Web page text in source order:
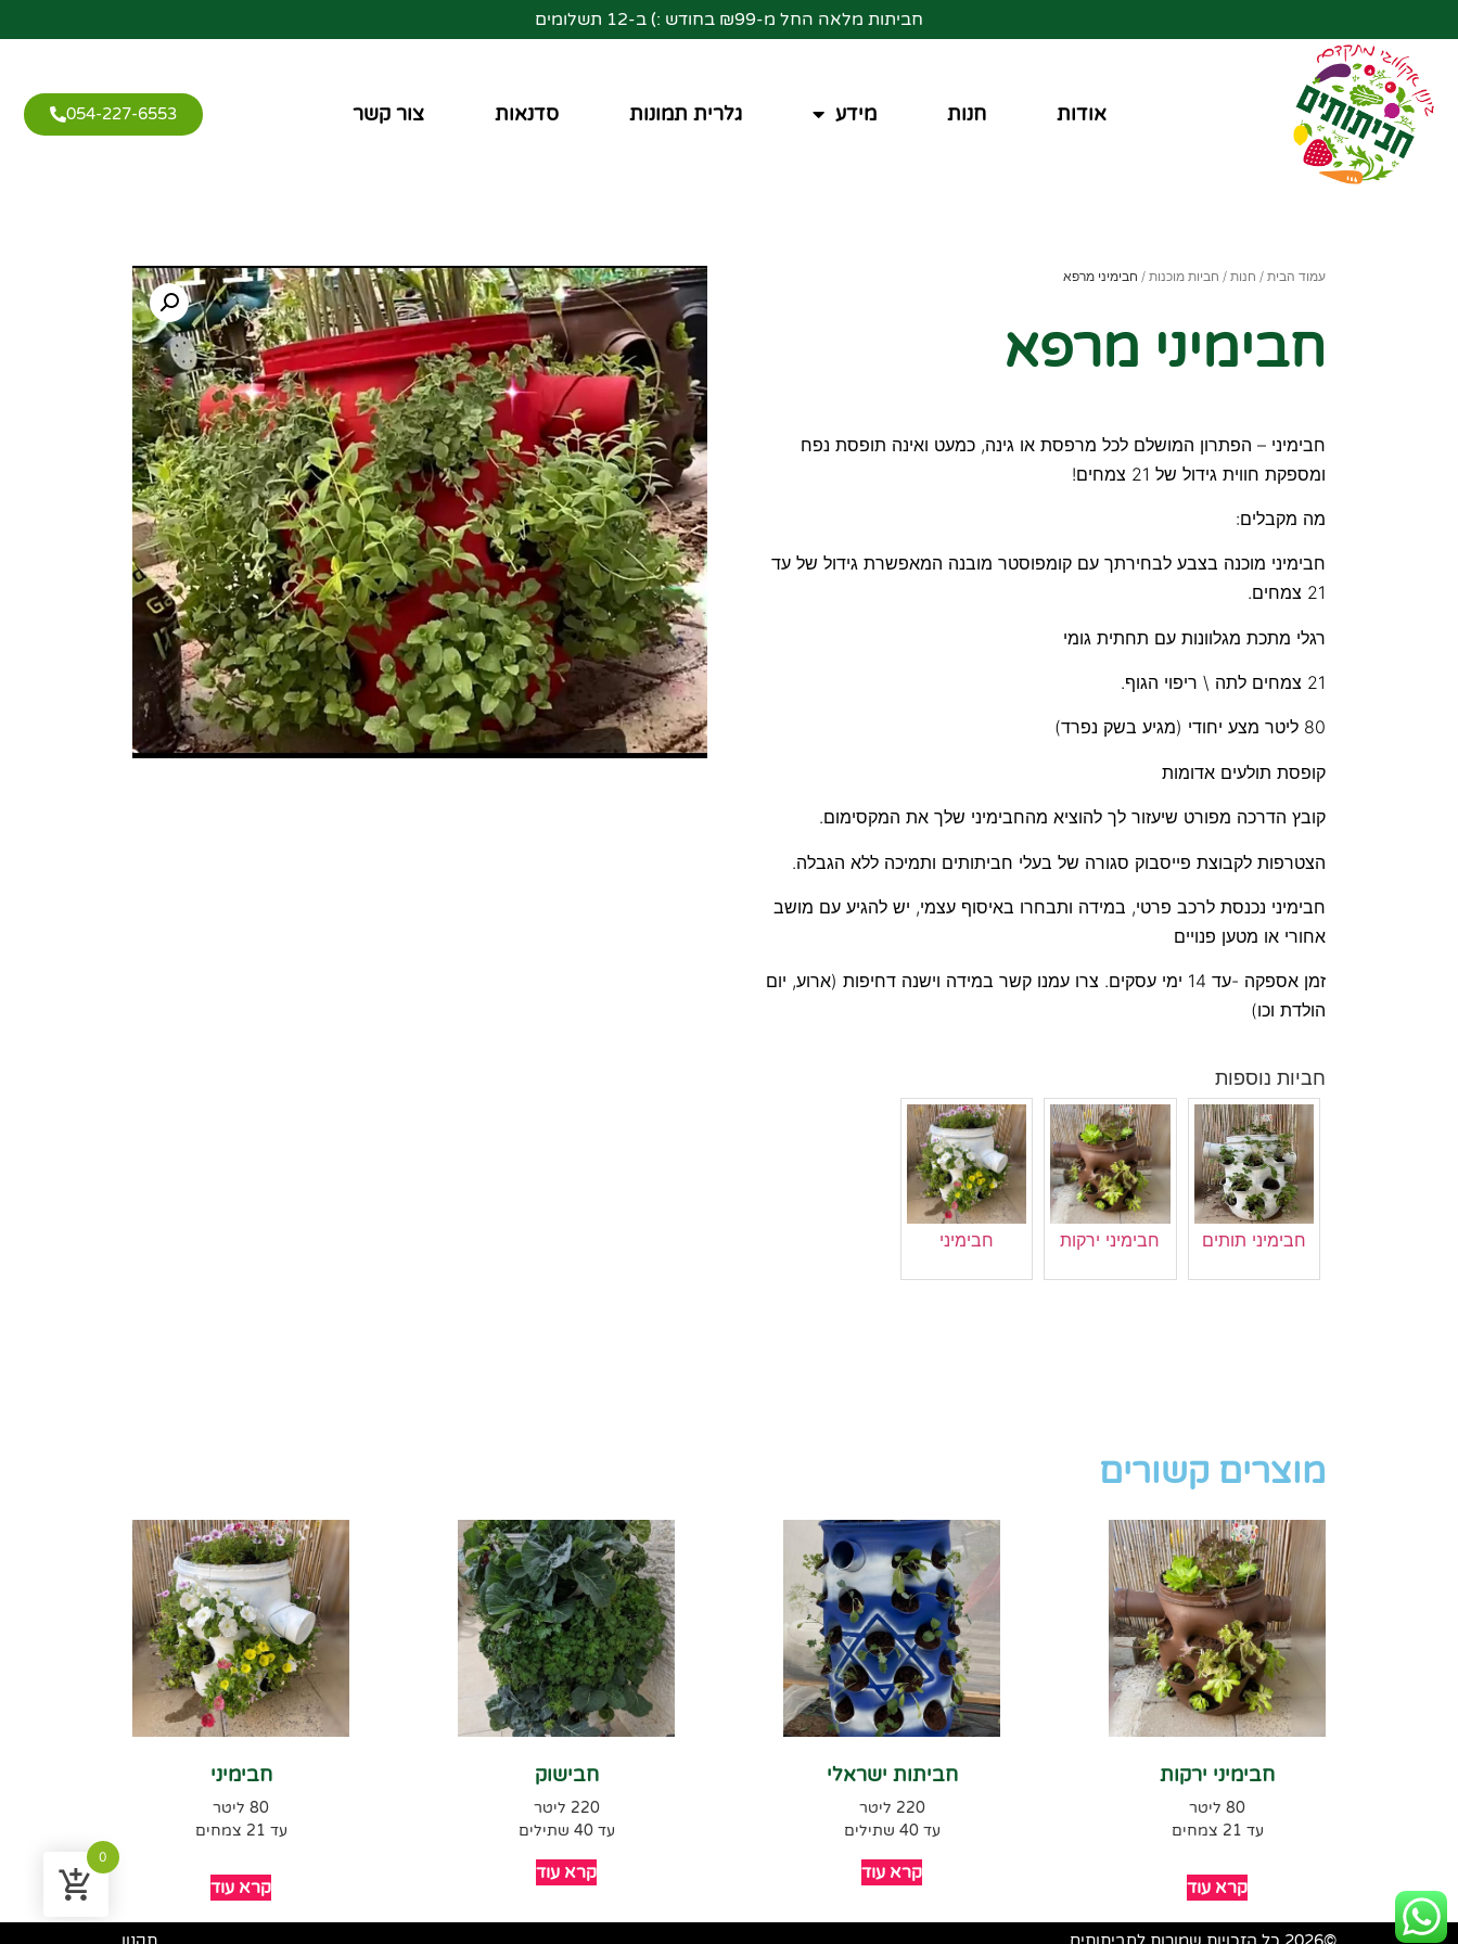
חביתות מלאה החל מ-₪99 בחודש :) ב-12 תשלומים
אודות חנות מידע גלרית תמונות סדנאות צור קשר 054-227-6553
עמוד הבית / חנות / חביות מוכנות / חבימיני מרפא
חבימיני מרפא
חבימיני – הפתרון המושלם לכל מרפסת או גינה, כמעט ואינה תופסת נפח
ומספקת חווית גידול של 21 צמחים!
מה מקבלים:
חבימיני מוכנה בצבע לבחירתך עם קומפוסטר מובנה המאפשרת גידול של עד
21 צמחים.
רגלי מתכת מגלוונות עם תחתית גומי
21 צמחים לתה \ ריפוי הגוף.
80 ליטר מצע יחודי (מגיע בשק נפרד)
קופסת תולעים אדומות
קובץ הדרכה מפורט שיעזור לך להוציא מהחבימיני שלך את המקסימום.
הצטרפות לקבוצת פייסבוק סגורה של בעלי חביתותים ותמיכה ללא הגבלה.
חבימיני נכנסת לרכב פרטי, במידה ותבחרו באיסוף עצמי, יש להגיע עם מושב
אחורי או מטען פנויים
זמן אספקה -עד 14 ימי עסקים. צרו עמנו קשר במידה וישנה דחיפות (ארוע, יום
הולדת וכו)
חביות נוספות
חבימיני תותים חבימיני ירקות חבימיני
מוצרים קשורים
חבימיני ירקות
80 ליטר
עד 21 צמחים
קרא עוד
חביתות ישראלי
220 ליטר
עד 40 שתילים
קרא עוד
חבישוק
220 ליטר
עד 40 שתילים
קרא עוד
חבימיני
80 ליטר
עד 21 צמחים
קרא עוד
0